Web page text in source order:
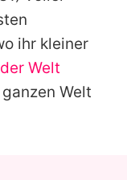
ihr kleiner
Welt
Welt